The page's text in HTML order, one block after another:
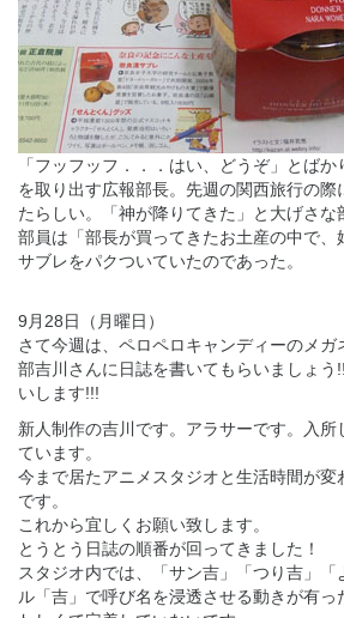
「フッフッフ．．．はい、どうぞ」とば
を取り出す広報部長。先週の関西旅行の
たらしい。「神が降りてきた」と大げさな
部員は「部長が買ってきたお土産の中で、
サブレをパクついていたのであった。
9月28日（月曜日）
さて今週は、ペロペロキャンディーのメ
部吉川さんに日誌を書いてもらいましょ
いします!!!
新人制作の吉川です。アラサーです。入所
ています。
今まで居たアニメスタジオと生活時間が変
です。
これから宜しくお願い致します。
とうとう日誌の順番が回ってきました！
スタジオ内では、「サン吉」「つり吉」
ル「吉」で呼び名を浸透させる動きが有っ